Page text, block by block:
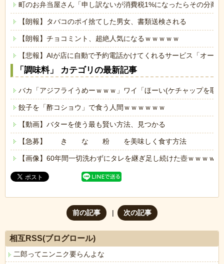
町のお弁当屋さん「申し訳ないが消費税1%になったらその分
【朗報】タバコのポイ捨てした男女、書類送検される
【朗報】チョコミント、超絶人気になるｗｗｗｗｗ
【悲報】AIが店に自動で予約電話かけてくれるサービス「オー
「調味料」 カテゴリの最新記事
バカ「アジフライうめーｗｗｗ」ワイ「ほーい(ケチャップを取
餃子を「酢コショウ」で食う人間ｗｗｗｗｗｗ
【動画】バターを使う最も賢い方法、見つかる
【急募】 き な 粉 を美味しく食す方法
【画像】60年間一切洗わずにタレを継ぎ足し続けた壺ｗｗｗｗｗ
前の記事 次の記事
相互RSS(ブログロール)
二郎ってニンニク要らんよな